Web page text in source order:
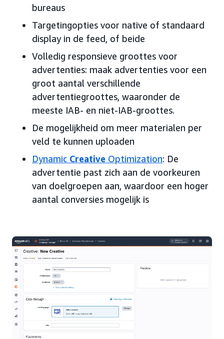
bureaus
Targetingopties voor native of standaard
display in de feed, of beide
Volledig responsieve groottes voor
advertenties: maak advertenties voor een
groot aantal verschillende
advertentiegroottes, waaronder de
meeste IAB- en niet-IAB-groottes.
De mogelijkheid om meer materialen per
veld te kunnen uploaden
Dynamic Creative Optimization: De
advertentie past zich aan de voorkeuren
van doelgroepen aan, waardoor een hoger
aantal conversies mogelijk is